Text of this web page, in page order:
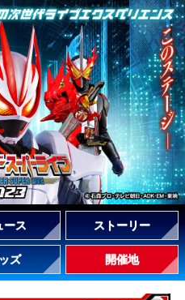
ース ストーリー
ズ 開催地